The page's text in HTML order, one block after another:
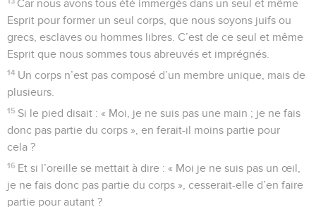
Car nous avons tous été immergés dans un seul et même
Esprit pour former un seul corps, que nous soyons juifs ou
grecs, esclaves ou hommes libres. C’est de ce seul et même
Esprit que nous sommes tous abreuvés et imprégnés.
14 Un corps n’est pas composé d’un membre unique, mais de
plusieurs.
15 Si le pied disait : « Moi, je ne suis pas une main ; je ne fais
donc pas partie du corps », en ferait-il moins partie pour
cela ?
16 Et si l’oreille se mettait à dire : « Moi je ne suis pas un œil,
je ne fais donc pas partie du corps », cesserait-elle d’en faire
partie pour autant ?